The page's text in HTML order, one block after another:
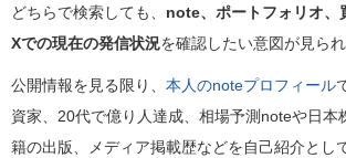
どちらで検索しても、 note、ポートフォリオ、
Xでの現在の発信状況を確認したい意図が見られ
公開情報を見る限り、 本人のnoteプロフィール
資家、20代で億り人達成、相場予測noteや日本
籍の出版、メディア掲載歴などを自己紹介とし